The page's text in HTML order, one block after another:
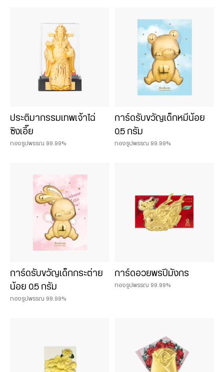
ทองคำแท่ง 99.99%
ประติมากรรมทองคำ
น้ำหนักสินค้า
0.075 บาท
0.125 บาท
0.25 บาท
3 บาท
ประติมากรรมเทพเจ้าไฉ่
ซิงเอี๊ย
ทองรูปพรรณ 99.99%
การ์ดรับขวัญเด็กหมีน้อย
0.5 กรัม
ทองรูปพรรณ 99.99%
การ์ดรับขวัญเด็กกระต่าย
น้อย 0.5 กรัม
ทองรูปพรรณ 99.99%
การ์ดอวยพรปีมังกร
ทองรูปพรรณ 99.99%